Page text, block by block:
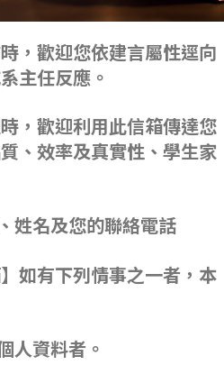
，歡迎您依建言屬性逕向
主任反應。
，歡迎利用此信箱傳達您
、效率及真實性、學生家
名及您的聯絡電話
如有下列情事之一者，本
資料者。